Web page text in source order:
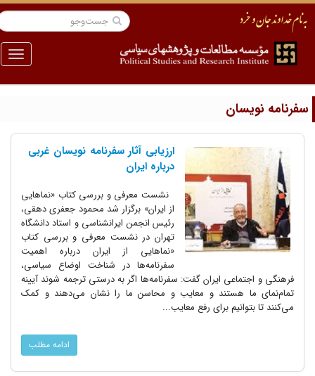
منو
نویسان
ارزیابی آثار سفرنامه نویسان غربی
درباره ایران
نشست معرفی و بررسی کتاب «نماهایی
از ایران» برگزار شد محمود جعفری دهقی،
رئیس انجمن ایرانشناسی و استاد دانشگاه
تهران در نشست معرفی و بررسی کتاب
«نماهایی از ایران درباره اهمیت
سفرنامه‌ها در شناخت اوضاع سیاسی،
فرهنگی و اجتماعی ایران گفت: سفرنامه‌ها اگر به درستی ترجمه شوند آیینه
تمام‌نمای ما هستند و معایب و محاسن ما را نشان می‌دهند و کمک
می‌کنند تا بتوانیم برای رفع معایب...
ادامه مطلب